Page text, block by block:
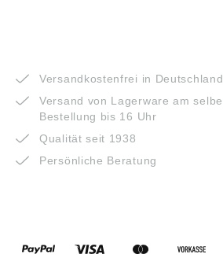
Versandkostenfrei in
Versand von Lagerware am
Bestellung bis 16 Uhr
Qualität seit 1938
Persönliche Beratung